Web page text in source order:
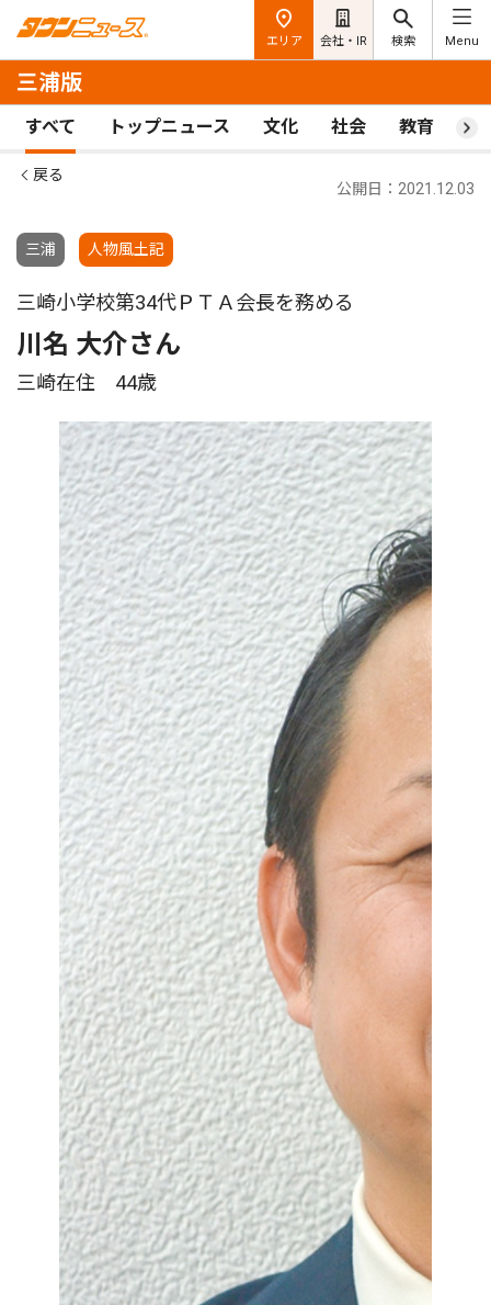
エリア 会社・IR 検索 Menu
三浦版
すべて トップニュース 文化 社会 教育 ス
戻る
三浦 人物風土記
公開日：2021.12.03
三崎小学校第34代ＰＴＡ会長を務める
川名 大介さん
三崎在住 44歳